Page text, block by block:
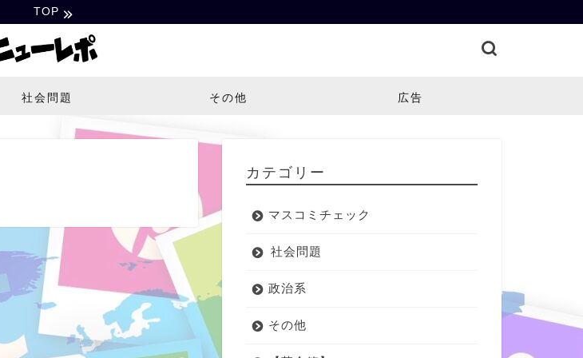
TOP
社会問題 その他 広告
カテゴリー
マスコミチェック
社会問題
政治系
その他